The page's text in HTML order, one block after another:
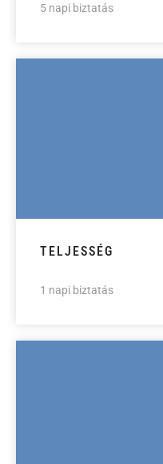
5 napi biztatás
TELJESSÉG
1 napi biztatás